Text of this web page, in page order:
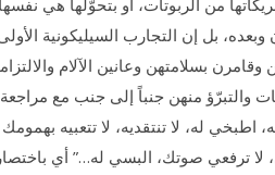
من الربوتات، أو بتحوّلها هي
بل إن التجارب السيليكونية
بسلامتهن وعانين الآلام
والتبرّؤ منهن جنباً إلى جنب مع
اطبخي له، لا تنتقديه، لا تتعبيه
لا ترفعي صوتك، البسي له…” أي